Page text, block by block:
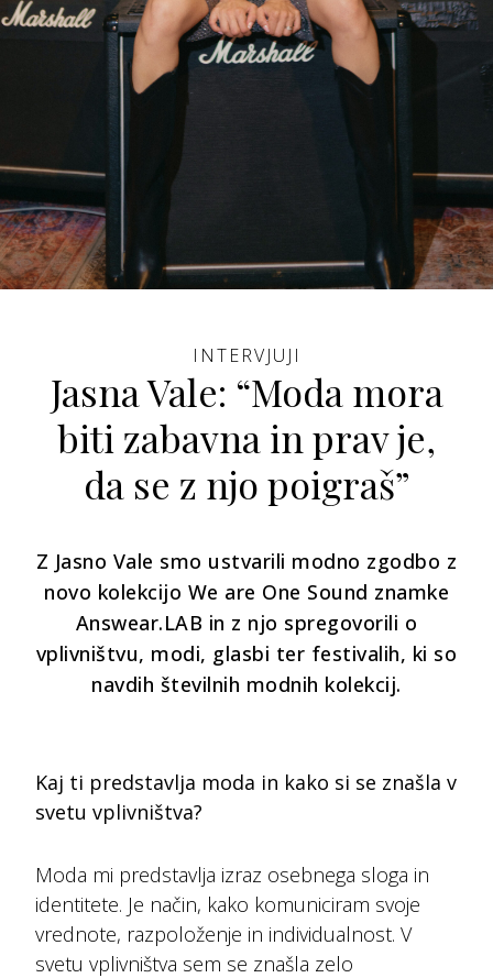
INTERVJUJI
Jasna Vale: “Moda mora
biti zabavna in prav je,
da se z njo poigraš”
Z Jasno Vale smo ustvarili modno zgodbo z
novo kolekcijo We are One Sound znamke
Answear.LAB in z njo spregovorili o
vplivništvu, modi, glasbi ter festivalih, ki so
navdih številnih modnih kolekcij.
Kaj ti predstavlja moda in kako si se znašla v
svetu vplivništva?
Moda mi predstavlja izraz osebnega sloga in
identitete. Je način, kako komuniciram svoje
vrednote, razpoloženje in individualnost. V
svetu vplivništva sem se znašla zelo